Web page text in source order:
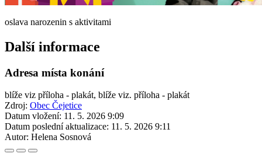
oslava narozenin s aktivitami
Další informace
Adresa místa konání
blíže viz příloha - plakát, blíže viz. příloha - plakát
Zdroj: Obec Čejetice
Datum vložení: 11. 5. 2026 9:09
Datum poslední aktualizace: 11. 5. 2026 9:11
Autor: Helena Sosnová